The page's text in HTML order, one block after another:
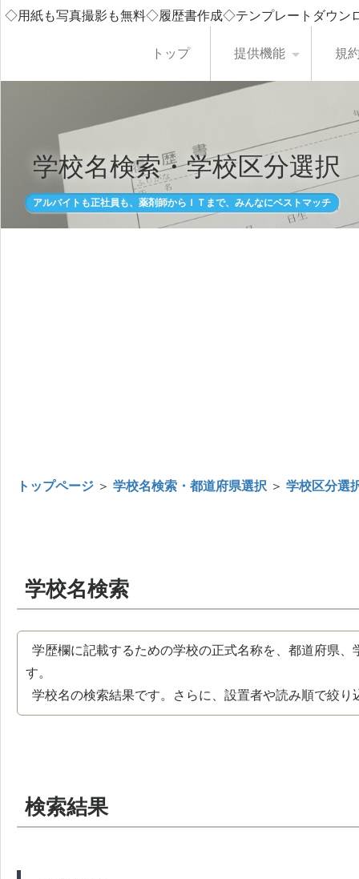
◇用紙も写真撮影も無料◇履歴書作成◇テンプレートダウ
トップ 提供機能 規
学校名検索・学校区分選択
アルバイトも正社員も、薬剤師からＩＴまで、みんなにベストマッチ
トップページ ＞ 学校名検索・都道府県選択 ＞ 学校区分選
学校名検索
学歴欄に記載するための学校の正式名称を、都道府県
す。
学校名の検索結果です。さらに、設置者や読み順で絞り
検索結果